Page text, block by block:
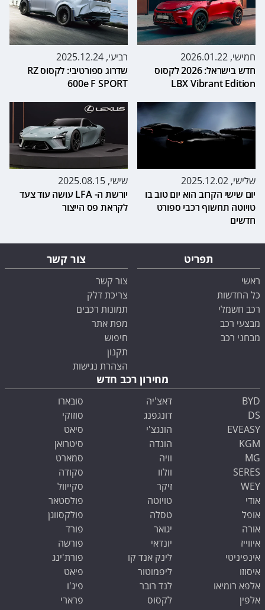
חמישי, 2026.01.22
חדש בישראל: 2026 לקסוס
LBX Vibrant Edition
רביעי, 2025.12.24
שדרוג ספורטיבי: לקסוס RZ
600e F SPORT
שלישי, 2025.12.02
יום שישי הקרוב הוא יום טוב בו
טויוטה תחשוף רכבי ספורט
חדשים
שישי, 2025.08.15
יורשת ה- LFA עושה עוד צעד
לקראת פס הייצור
תפריט
ראשי
כל החדשות
רכב חשמלי
מבצעי רכב
מבחני רכב
צור קשר
צור קשר
צריכת דלק
תמונות רכבים
מפת אתר
חיפוש
תקנון
הצהרת נגישות
מחירון רכב חדש
BYD
DS
EVEASY
KGM
MG
SERES
WEY
אודי
אופל
אורה
איווייז
אינפיניטי
איסוזו
אלפא רומיאו
אלפין
דאצ'יה
דונגפנג
הונגצ'י
הונדה
וויה
וולוו
זיקר
טויוטה
טסלה
יגואר
יונדאי
לינק אנד קו
ליפמוטור
לנד רובר
לקסוס
סובארו
סוזוקי
סיאט
סיטרואן
סמארט
סקודה
סקייוול
פולסטאר
פולקסווגן
פורד
פורשה
פורת'ינג
פיאט
פיג'ו
פרארי